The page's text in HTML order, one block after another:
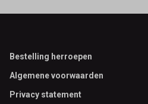
Footer
Bestelling herroepen
Algemene voorwaarden
Privacy statement